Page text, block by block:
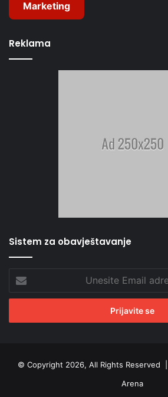
Marketing
Reklama
Sistem za obavještavanje
Email
adresu
© Copyright 2026, All Rights Reserved |
Arena